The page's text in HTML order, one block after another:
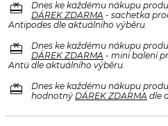
redeem
Dnes ke každému nákupu
DÁREK ZDARMA - sachetka
Antipodes dle aktuálního výběru.
redeem
Dnes ke každému nákupu
DÁREK ZDARMA - mini balení
Antü dle aktuálního výběru.
redeem
Dnes ke každému nákupu
hodnotný DÁREK ZDARMA dle